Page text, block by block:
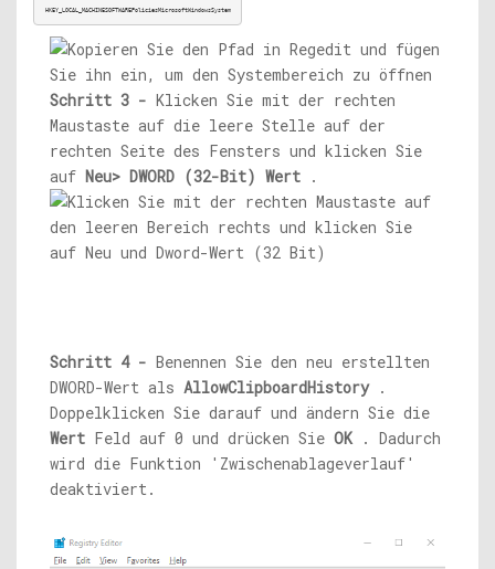
HKEY_LOCAL_MACHINESOFTWAREPoliciesMicrosoftWindowsSystem
Schritt 3 - Klicken Sie mit der rechten
Maustaste auf die leere Stelle auf der
rechten Seite des Fensters und klicken Sie
auf Neu> DWORD (32-Bit) Wert .
Schritt 4 - Benennen Sie den neu erstellten
DWORD-Wert als AllowClipboardHistory.
Doppelklicken Sie darauf und ändern Sie die
Wert Feld auf 0 und drücken Sie OK. Dadurch
wird die Funktion 'Zwischenablageverlauf'
deaktiviert.